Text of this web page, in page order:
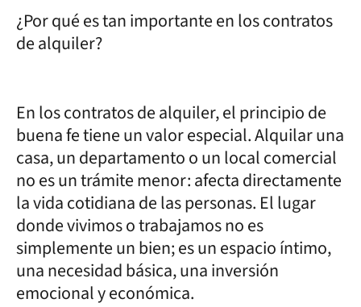
¿Por qué es tan importante en los contratos
de alquiler?
En los contratos de alquiler, el principio de
buena fe tiene un valor especial. Alquilar una
casa, un departamento o un local comercial
no es un trámite menor: afecta directamente
la vida cotidiana de las personas. El lugar
donde vivimos o trabajamos no es
simplemente un bien; es un espacio íntimo,
una necesidad básica, una inversión
emocional y económica.